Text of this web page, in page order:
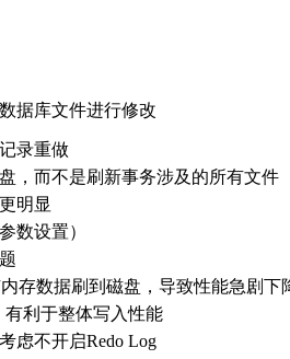
据库文件进行修改
录重做
，而不是刷新事务涉及的所有文件
明显
数设置）
存数据刷到磁盘，导致性能急剧下
有利于整体写入性能
虑不开启Redo Log